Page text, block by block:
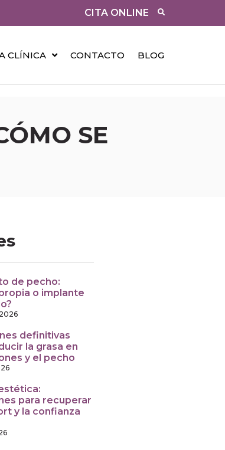
CITA ONLINE
CLÍNICA CONTACTO BLOG
SE
de pecho:
o implante
definitivas
la grasa en
y el pecho
para recuperar
y la confianza